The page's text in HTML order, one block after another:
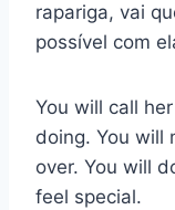
rapariga, vai
possível com
You will call
doing. You will
over. You will
feel special.